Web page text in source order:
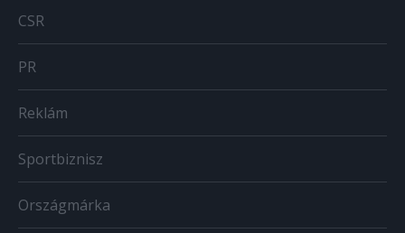
CSR
PR
Reklám
Sportbiznisz
Országmárka